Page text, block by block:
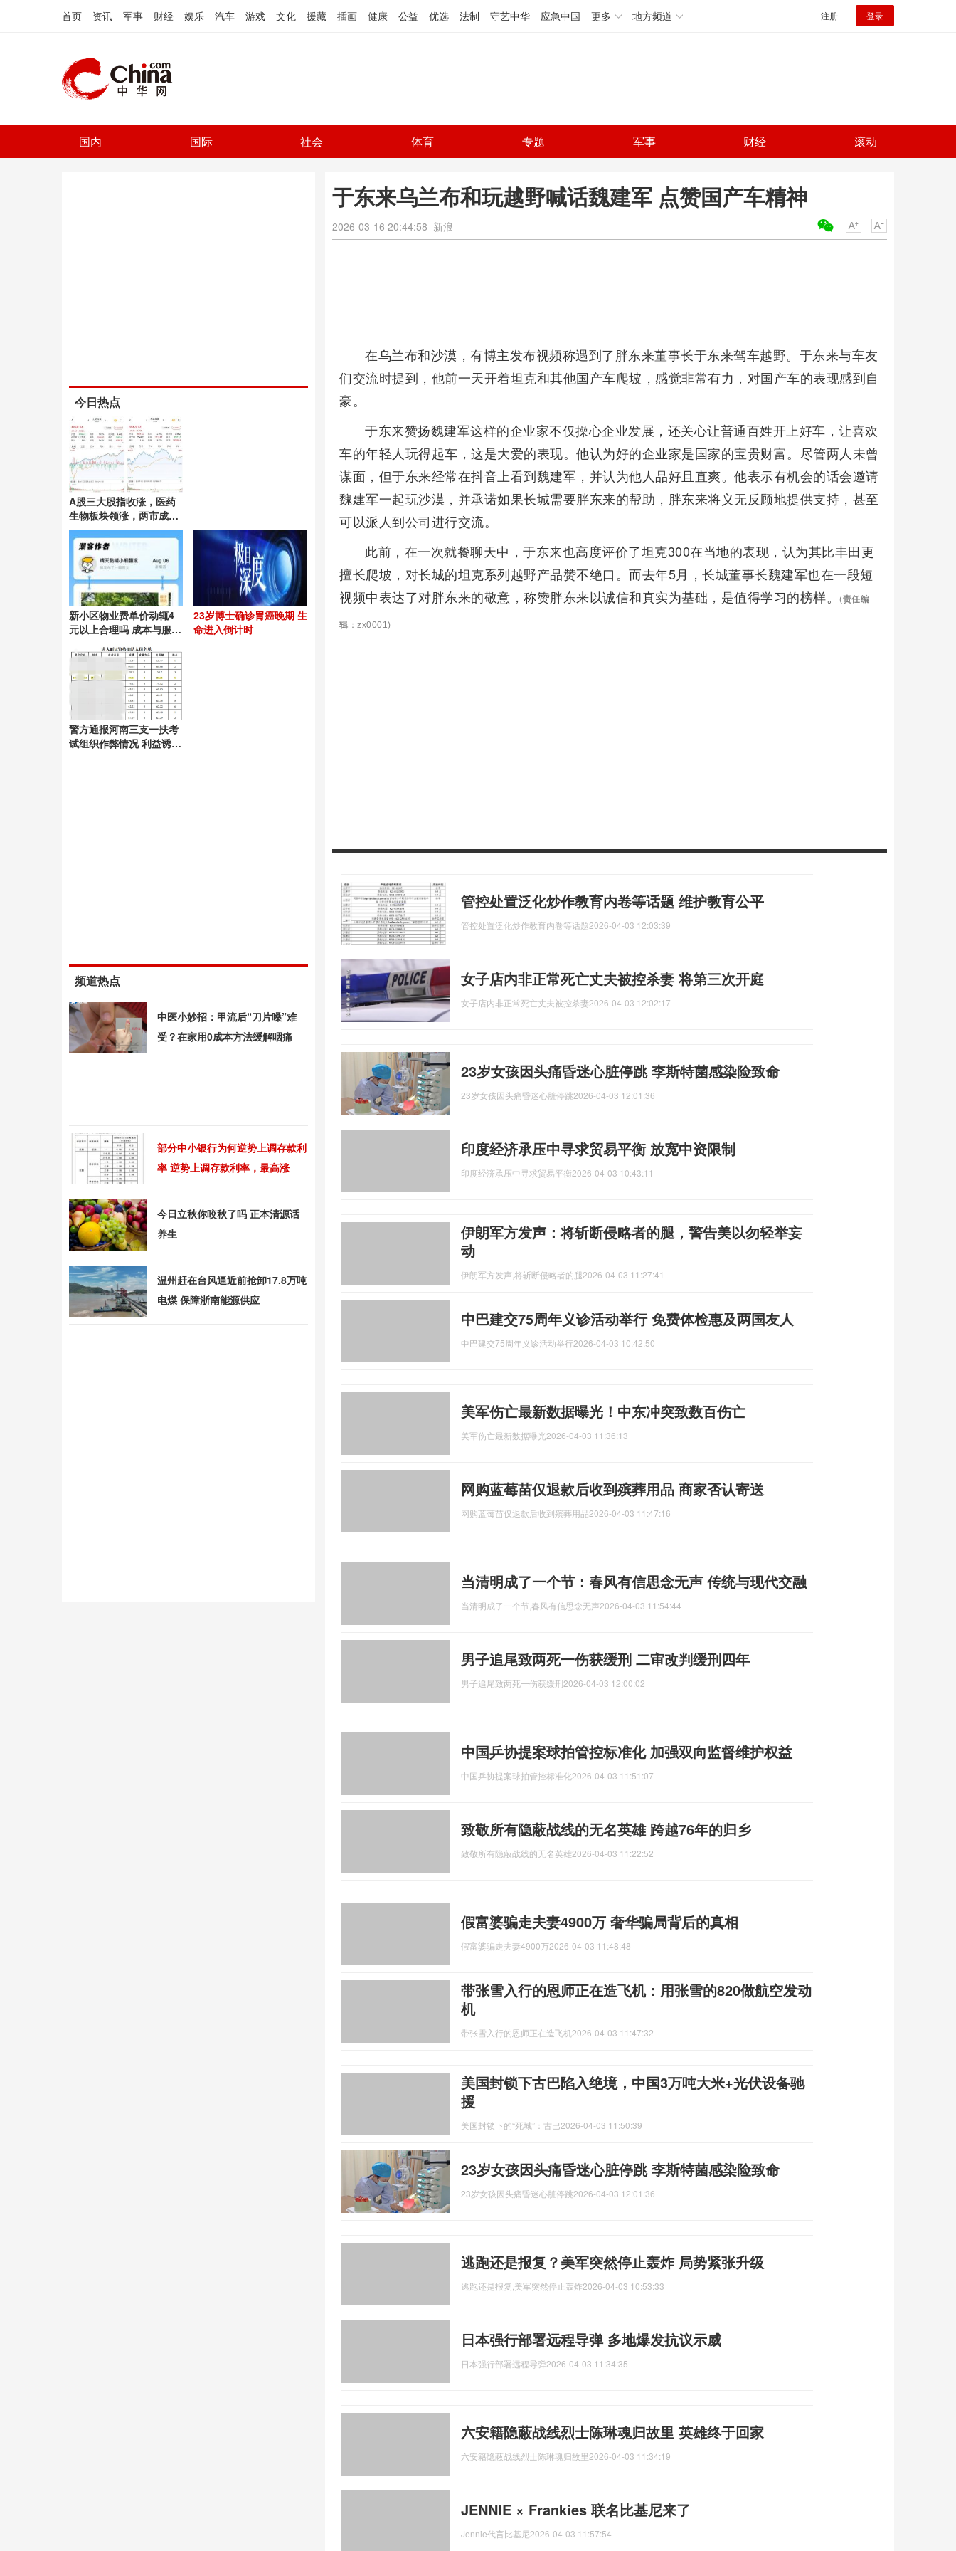
首页 资讯 军事 财经 娱乐 汽车 游戏 文化 援藏 插画 健康 公益 优选 法制 守艺中华 应急中国 更多 地方频道 注册 登录
国内 国际 社会 体育 专题 军事 财经 滚动
于东来乌兰布和玩越野喊话魏建军 点赞国产车精神
2026-03-16 20:44:58 新浪
在乌兰布和沙漠，有博主发布视频称遇到了胖东来董事长于东来驾车越野。于东来与车友
们交流时提到，他前一天开着坦克和其他国产车爬坡，感觉非常有力，对国产车的表现感到自
豪。
于东来赞扬魏建军这样的企业家不仅操心企业发展，还关心让普通百姓开上好车，让喜欢
车的年轻人玩得起车，这是大爱的表现。他认为好的企业家是国家的宝贵财富。尽管两人未曾
谋面，但于东来经常在抖音上看到魏建军，并认为他人品好且直爽。他表示有机会的话会邀请
魏建军一起玩沙漠，并承诺如果长城需要胖东来的帮助，胖东来将义无反顾地提供支持，甚至
可以派人到公司进行交流。
此前，在一次就餐聊天中，于东来也高度评价了坦克300在当地的表现，认为其比丰田更
擅长爬坡，对长城的坦克系列越野产品赞不绝口。而去年5月，长城董事长魏建军也在一段短
视频中表达了对胖东来的敬意，称赞胖东来以诚信和真实为基础，是值得学习的榜样。
(责任编
辑 ：zx0001)
管控处置泛化炒作教育内卷等话题 维护教育公平
管控处置泛化炒作教育内卷等话题2026-04-03 12:03:39
女子店内非正常死亡丈夫被控杀妻 将第三次开庭
女子店内非正常死亡丈夫被控杀妻2026-04-03 12:02:17
23岁女孩因头痛昏迷心脏停跳 李斯特菌感染险致命
23岁女孩因头痛昏迷心脏停跳2026-04-03 12:01:36
印度经济承压中寻求贸易平衡 放宽中资限制
印度经济承压中寻求贸易平衡2026-04-03 10:43:11
伊朗军方发声：将斩断侵略者的腿，警告美以勿轻举妄
动
伊朗军方发声,将斩断侵略者的腿2026-04-03 11:27:41
中巴建交75周年义诊活动举行 免费体检惠及两国友人
中巴建交75周年义诊活动举行2026-04-03 10:42:50
美军伤亡最新数据曝光！中东冲突致数百伤亡
美军伤亡最新数据曝光2026-04-03 11:36:13
网购蓝莓苗仅退款后收到殡葬用品 商家否认寄送
网购蓝莓苗仅退款后收到殡葬用品2026-04-03 11:47:16
当清明成了一个节：春风有信思念无声 传统与现代交融
当清明成了一个节,春风有信思念无声2026-04-03 11:54:44
男子追尾致两死一伤获缓刑 二审改判缓刑四年
男子追尾致两死一伤获缓刑2026-04-03 12:00:02
中国乒协提案球拍管控标准化 加强双向监督维护权益
中国乒协提案球拍管控标准化2026-04-03 11:51:07
致敬所有隐蔽战线的无名英雄 跨越76年的归乡
致敬所有隐蔽战线的无名英雄2026-04-03 11:22:52
假富婆骗走夫妻4900万 奢华骗局背后的真相
假富婆骗走夫妻4900万2026-04-03 11:48:48
带张雪入行的恩师正在造飞机：用张雪的820做航空发动
机
带张雪入行的恩师正在造飞机 2026-04-03 11:47:32
美国封锁下古巴陷入绝境，中国3万吨大米+光伏设备驰
援
美国封锁下的“死城”：古巴2026-04-03 11:50:39
23岁女孩因头痛昏迷心脏停跳 李斯特菌感染险致命
23岁女孩因头痛昏迷心脏停跳2026-04-03 12:01:36
逃跑还是报复？美军突然停止轰炸 局势紧张升级
逃跑还是报复,美军突然停止轰炸2026-04-03 10:53:33
日本强行部署远程导弹 多地爆发抗议示威
日本强行部署远程导弹2026-04-03 11:34:35
六安籍隐蔽战线烈士陈琳魂归故里 英雄终于回家
六安籍隐蔽战线烈士陈琳魂归故里2026-04-03 11:34:19
JENNIE × Frankies 联名比基尼来了
Jennie代言比基尼2026-04-03 11:57:54
今日热点
A股三大股指收涨，医药
生物板块领涨，两市成交
2.66万亿元 市场情绪回暖
新小区物业费单价动辄4
元以上合理吗 成本与服务
23岁博士确诊胃癌晚期 生
命进入倒计时
警方通报河南三支一扶考
试组织作弊情况 利益诱惑
频道热点
中医小妙招：甲流后“刀片嗓”难
受？在家用0成本方法缓解咽痛
部分中小银行为何逆势上调存款利
率 逆势上调存款利率，最高涨
今日立秋你咬秋了吗 正本清源话
养生
温州赶在台风逼近前抢卸17.8万吨
电煤 保障浙南能源供应